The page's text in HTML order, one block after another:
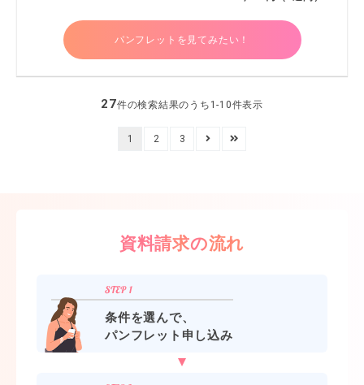
パンフレットを見てみたい！
27件の検索結果のうち1-10件表示
1 2 3
資料請求の流れ
条件を選んで、
パンフレット申し込み